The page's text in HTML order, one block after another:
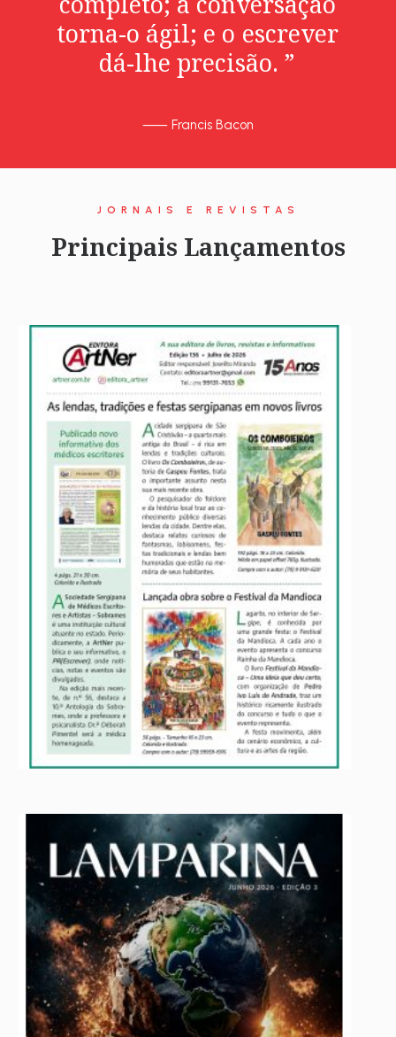
torna-o ágil; e o escrever
dá-lhe precisão. ”
⸺ Francis Bacon
JORNAIS E REVISTAS
Principais Lançamentos